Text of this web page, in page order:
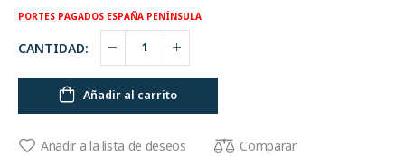
PORTES PAGADOS ESPAÑA PENÍNSULA
CANTIDAD:
Añadir al carrito
Añadir a la lista de deseos Comparar